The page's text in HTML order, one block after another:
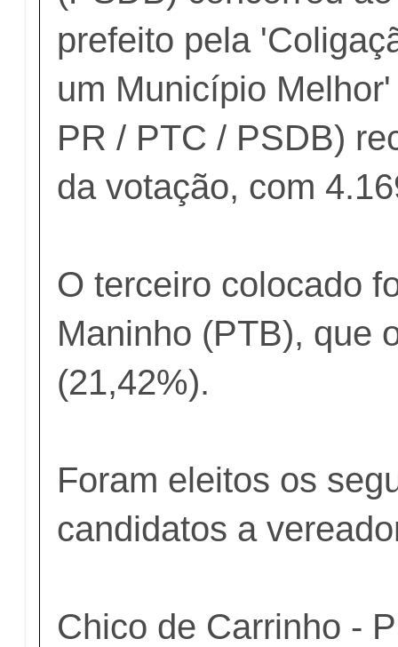
prefeito pela
um Município
PR / PTC / PSDB)
da votação, com
O terceiro colocado
Maninho (PTB), que
(21,42%).
Foram eleitos os
candidatos a
Chico de Carrinho -